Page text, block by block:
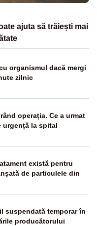
ajuta să trăiești mai
organismul dacă mergi
zilnic
operația. Ce a urmat
urgență la spital
există pentru
de particulele din
suspendată temporar în
producătorului